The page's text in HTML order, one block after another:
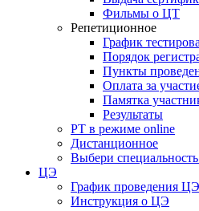
Фильмы о ЦТ
Репетиционное
График
Порядок
Пункты
Оплата за
Памятка
Результаты
РТ в режиме online
Дистанционное
Выбери
ЦЭ
График проведения ЦЭ
Инструкция о ЦЭ